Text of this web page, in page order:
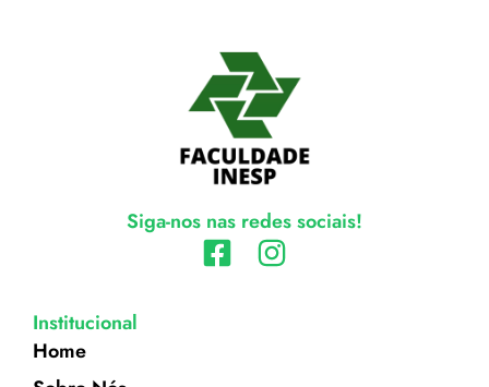
Siga-nos nas redes sociais!
Institucional
Home